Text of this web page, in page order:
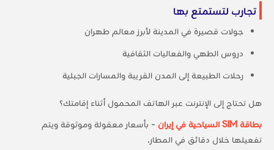
تجارب لتستمتع بها
جولات قصيرة في المدينة لأبرز معالم طهران
دروس الطهي والفعاليات الثقافية
رحلات الطبيعة إلى المدن القريبة والمسارات الجبلية
هل تحتاج إلى الإنترنت عبر الهاتف المحمول أثناء إقامتك؟
بطاقة SIM السياحية في إيران
- بأسعار معقولة وموثوقة ويتم
تفعيلها خلال دقائق في المطار.